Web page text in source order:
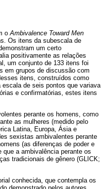
oAmbivalence Toward Men
Os itens da subescala de
um certo
positivamente as relações
um conjunto de 133 itens foi
em grupos de discussão com
itens, construídos como
de seis pontos que variava
e confirmatórias, estes itens
perante os homens, como
as mulheres (medido pelo
Latina, Europa, Ásia e
sexistas ambivalentes perante
(as diferenças de poder e
a ambivalência perante os
tradicionais de gênero (GLICK;
conhecida, que contempla os